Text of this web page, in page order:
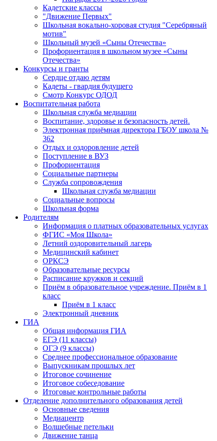
Кадетские классы
"Движение Первых"
Школьная вокально-хоровая студия "Серебряный
мотив"
Школьный музей «Сыны Отечества»
Профориентация в школьном музее «Сыны
Отечества»
Конкурсы и гранты
Сердце отдаю детям
Кадеты - гвардия будущего
Смотр Конкурс ОДОД
Воспитательная работа
Школьная служба медиации
Воспитание, здоровье и безопасность детей.
Электронная приёмная директора ГБОУ школа №
362
Отдых и оздоровление детей
Поступление в ВУЗ
Профориентация
Социальные партнеры
Служба сопровождения
Школьная служба медиации
Социальные вопросы
Школьная форма
Родителям
Информация о платных образовательных услугах
ФГИС «Моя Школа»
Летний оздоровительный лагерь
Медицинский кабинет
ОРКСЭ
Образовательные ресурсы
Расписание кружков и секций
Приём в образовательное учреждение. Приём в 1
класс
Приём в 1 класс
Электронный дневник
ГИА
Общая информация ГИА
ЕГЭ (11 классы)
ОГЭ (9 классы)
Среднее профессиональное образование
Выпускникам прошлых лет
Итоговое сочинение
Итоговое собеседование
Итоговые контрольные работы
Отделение дополнительного образования детей
Основные сведения
Медиацентр
Волшебные петельки
Движение танца